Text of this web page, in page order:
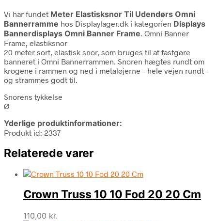
Vi har fundet Meter Elastisksnor Til Udendørs Omni
Bannerramme hos Displaylager.dk i kategorien Displays
Bannerdisplays Omni Banner Frame. Omni Banner
Frame, elastiksnor
20 meter sort, elastisk snor, som bruges til at fastgøre
banneret i Omni Bannerrammen. Snoren hægtes rundt om
krogene i rammen og ned i metaløjerne – hele vejen rundt –
og strammes godt til.
Snorens tykkelse
Ø
Yderlige produktinformationer:
Produkt id: 2337
Relaterede varer
Crown Truss 10 10 Fod 20 20 Cm
110,00 kr.